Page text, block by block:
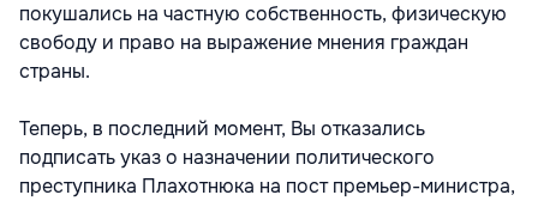
покушались на частную собственность, физическую
свободу и право на выражение мнения граждан
страны.
Теперь, в последний момент, Вы отказались
подписать указ о назначении политического
преступника Плахотнюка на пост премьер-министра,